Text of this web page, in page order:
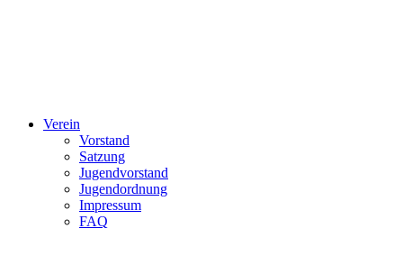
Verein
Vorstand
Satzung
Jugendvorstand
Jugendordnung
Impressum
FAQ